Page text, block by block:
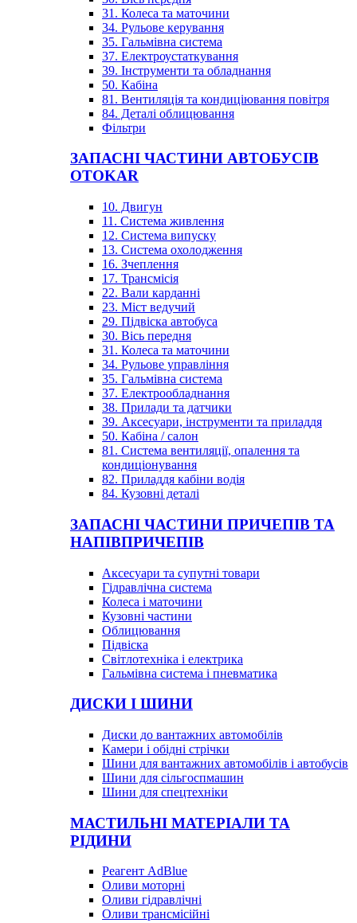
31. Колеса та маточини
34. Рульове керування
35. Гальмівна система
37. Електроустаткування
39. Інструменти та обладнання
50. Кабіна
81. Вентиляція та кондиціювання повітря
84. Деталі облицювання
Фільтри
ЗАПАСНІ ЧАСТИНИ АВТОБУСІВ
OTOKAR
10. Двигун
11. Система живлення
12. Система випуску
13. Система охолодження
16. Зчеплення
17. Трансмісія
22. Вали карданні
23. Міст ведучий
29. Підвіска автобуса
30. Вісь передня
31. Колеса та маточини
34. Рульове управління
35. Гальмівна система
37. Електрообладнання
38. Прилади та датчики
39. Аксесуари, інструменти та приладдя
50. Кабіна / салон
81. Система вентиляції, опалення та
кондиціонування
82. Приладдя кабіни водія
84. Кузовні деталі
ЗАПАСНІ ЧАСТИНИ ПРИЧЕПІВ ТА
НАПІВПРИЧЕПІВ
Аксесуари та супутні товари
Гідравлічна система
Колеса і маточини
Кузовні частини
Облицювання
Підвіска
Світлотехніка і електрика
Гальмівна система і пневматика
ДИСКИ І ШИНИ
Диски до вантажних автомобілів
Камери і обідні стрічки
Шини для вантажних автомобілів і автобусів
Шини для сільгоспмашин
Шини для спецтехніки
МАСТИЛЬНІ МАТЕРІАЛИ ТА
РІДИНИ
Реагент AdBlue
Оливи моторні
Оливи гідравлічні
Оливи трансмісійні